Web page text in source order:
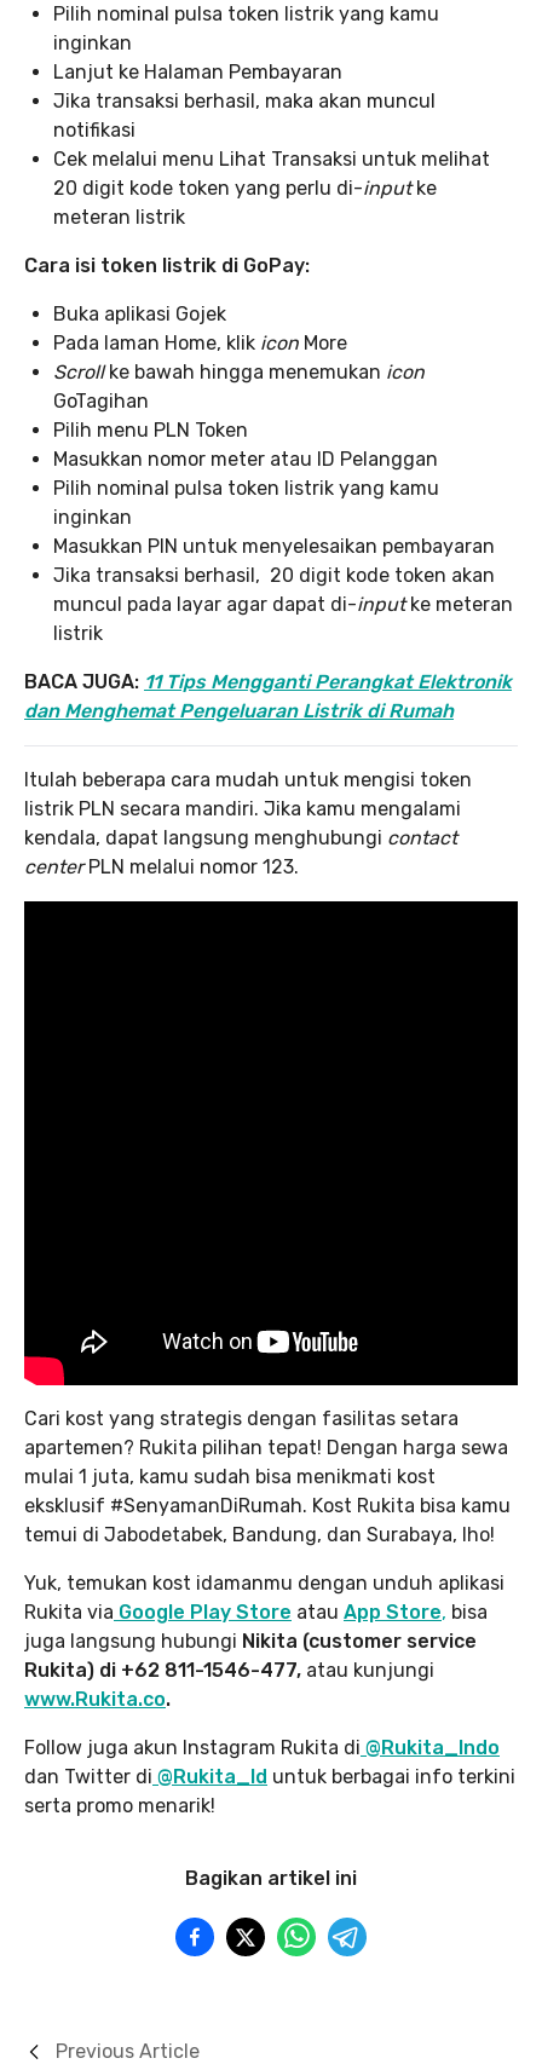
Pilih nominal pulsa token listrik yang kamu
inginkan
Lanjut ke Halaman Pembayaran
Jika transaksi berhasil, maka akan muncul
notifikasi
Cek melalui menu Lihat Transaksi untuk melihat
20 digit kode token yang perlu di-inputke
meteran listrik
Cara isi token listrik di GoPay:
Buka aplikasi Gojek
Pada laman Home, klik icon More
Scrollke bawah hingga menemukan icon
GoTagihan
Pilih menu PLN Token
Masukkan nomor meter atau ID Pelanggan
Pilih nominal pulsa token listrik yang kamu
inginkan
Masukkan PIN untuk menyelesaikan pembayaran
Jika transaksi berhasil, 20 digit kode token akan
muncul pada layar agar dapat di-inputke meteran
listrik
BACA JUGA: 11 Tips Mengganti Perangkat Elektronik
dan Menghemat Pengeluaran Listrik di Rumah
Itulah beberapa cara mudah untuk mengisi token
listrik PLN secara mandiri. Jika kamu mengalami
kendala, dapat langsung menghubungi contact
centerPLN melalui nomor 123.
Cari kost yang strategis dengan fasilitas setara
apartemen? Rukita pilihan tepat! Dengan harga sewa
mulai 1 juta, kamu sudah bisa menikmati kost
eksklusif #SenyamanDiRumah. Kost Rukita bisa kamu
temui di Jabodetabek, Bandung, dan Surabaya, lho!
Yuk, temukan kost idamanmu dengan unduh aplikasi
Rukita via Google Play Store atau App Store, bisa
juga langsung hubungi Nikita (customer service
Rukita) di +62 811-1546-477, atau kunjungi
www.Rukita.co.
Follow juga akun Instagram Rukita di @Rukita_Indo
dan Twitter di @Rukita_Id untuk berbagai info terkini
serta promo menarik!
Bagikan artikel ini
Previous Article